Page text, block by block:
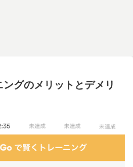
グのメリットとデメリ